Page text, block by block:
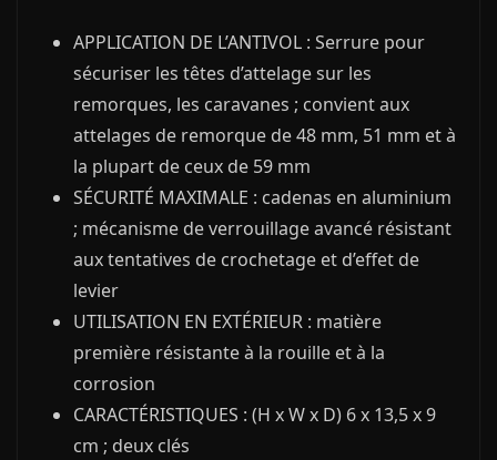
APPLICATION DE L’ANTIVOL : Serrure pour
sécuriser les têtes d’attelage sur les
remorques, les caravanes ; convient aux
attelages de remorque de 48 mm, 51 mm et à
la plupart de ceux de 59 mm
SÉCURITÉ MAXIMALE : cadenas en aluminium
; mécanisme de verrouillage avancé résistant
aux tentatives de crochetage et d’effet de
levier
UTILISATION EN EXTÉRIEUR : matière
première résistante à la rouille et à la
corrosion
CARACTÉRISTIQUES : (H x W x D) 6 x 13,5 x 9
cm ; deux clés